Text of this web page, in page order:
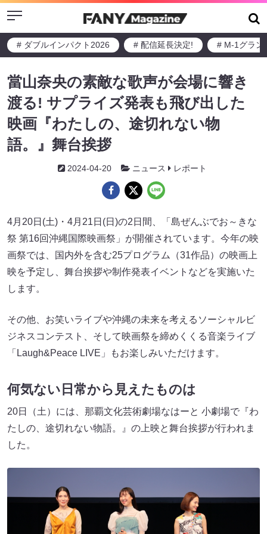
Menu
# ダブルインパクト2026 # 配信延長決定! # M-1グラン
當山奈央の素敵な歌声が会場に響き
渡る! サプライズ発表も飛び出した
映画『わたしの、途切れない物
語。』舞台挨拶
2024-04-20 ニュース レポート
4月20日(土)・4月21日(日)の2日間、「島ぜんぶでお～きな
祭 第16回沖縄国際映画祭」が開催されています。今年の映
画祭では、国内外を含む25プログラム（31作品）の映画上
映を予定し、舞台挨拶や制作発表イベントなどを実施いた
します。
その他、お笑いライブや沖縄の未来を考えるソーシャルビ
ジネスコンテスト、そして映画祭を締めくくる音楽ライブ
「Laugh&Peace LIVE」もお楽しみいただけます。
何気ない日常から見えたものは
20日（土）には、那覇文化芸術劇場なはーと 小劇場で『わ
たしの、途切れない物語。』の上映と舞台挨拶が行われま
した。